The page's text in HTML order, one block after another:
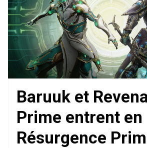
Baruuk et
Prime entrent en
Résurgence